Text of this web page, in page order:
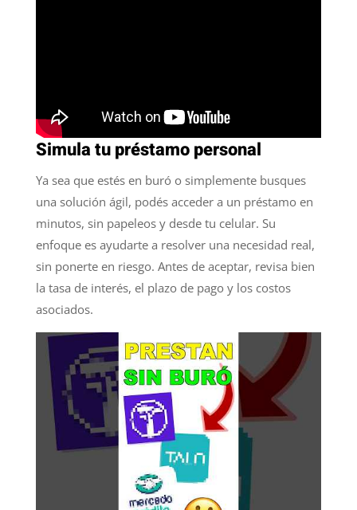
Simula tu préstamo personal
Ya sea que estés en buró o simplemente busques
una solución ágil, podés acceder a un préstamo en
minutos, sin papeleos y desde tu celular. Su
enfoque es ayudarte a resolver una necesidad real,
sin ponerte en riesgo. Antes de aceptar, revisa bien
la tasa de interés, el plazo de pago y los costos
asociados.